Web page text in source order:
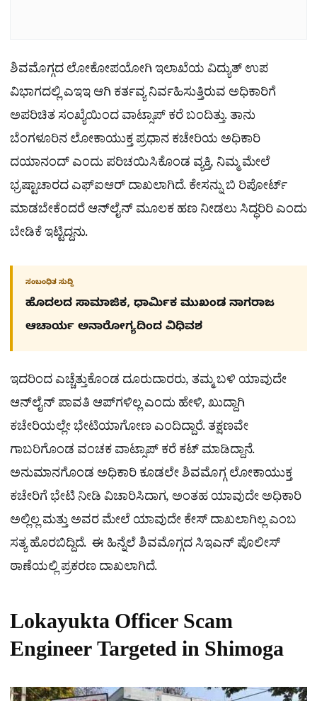
ಶಿವಮೊಗ್ಗದ ಲೋಕೋಪಯೋಗಿ ಇಲಾಖೆಯ ವಿದ್ಯುತ್ ಉಪ
ವಿಭಾಗದಲ್ಲಿ ಎಇಇ ಆಗಿ ಕರ್ತವ್ಯ ನಿರ್ವಹಿಸುತ್ತಿರುವ ಅಧಿಕಾರಿಗೆ
ಅಪರಿಚಿತ ಸಂಖ್ಯೆಯಿಂದ ವಾಟ್ಸಾಪ್ ಕರೆ ಬಂದಿತ್ತು. ತಾನು
ಬೆಂಗಳೂರಿನ ಲೋಕಾಯುಕ್ತ ಪ್ರಧಾನ ಕಚೇರಿಯ ಅಧಿಕಾರಿ
ದಯಾನಂದ್ ಎಂದು ಪರಿಚಯಿಸಿಕೊಂಡ ವ್ಯಕ್ತಿ, ನಿಮ್ಮ ಮೇಲೆ
ಭ್ರಷ್ಟಾಚಾರದ ಎಫ್‌ಐಆರ್ ದಾಖಲಾಗಿದೆ. ಕೇಸನ್ನು ಬಿ ರಿಪೋರ್ಟ್
ಮಾಡಬೇಕೆಂದರೆ ಆನ್‌ಲೈನ್ ಮೂಲಕ ಹಣ ನೀಡಲು ಸಿದ್ಧರಿರಿ ಎಂದು
ಬೇಡಿಕೆ ಇಟ್ಟಿದ್ದನು.
ಸಂಬಂಧಿತ ಸುದ್ದಿ
ಹೊದಲದ ಸಾಮಾಜಿಕ, ಧಾರ್ಮಿಕ ಮುಖಂಡ ನಾಗರಾಜ
ಆಚಾರ್ಯ ಅನಾರೋಗ್ಯದಿಂದ ವಿಧಿವಶ
ಇದರಿಂದ ಎಚ್ಚೆತ್ತುಕೊಂಡ ದೂರುದಾರರು, ತಮ್ಮ ಬಳಿ ಯಾವುದೇ
ಆನ್‌ಲೈನ್ ಪಾವತಿ ಆಪ್‌ಗಳಿಲ್ಲ ಎಂದು ಹೇಳಿ, ಖುದ್ದಾಗಿ
ಕಚೇರಿಯಲ್ಲೇ ಭೇಟಿಯಾಗೋಣ ಎಂದಿದ್ದಾರೆ. ತಕ್ಷಣವೇ
ಗಾಬರಿಗೊಂಡ ವಂಚಕ ವಾಟ್ಸಾಪ್ ಕರೆ ಕಟ್ ಮಾಡಿದ್ದಾನೆ.
ಅನುಮಾನಗೊಂಡ ಅಧಿಕಾರಿ ಕೂಡಲೇ ಶಿವಮೊಗ್ಗ ಲೋಕಾಯುಕ್ತ
ಕಚೇರಿಗೆ ಭೇಟಿ ನೀಡಿ ವಿಚಾರಿಸಿದಾಗ, ಅಂತಹ ಯಾವುದೇ ಅಧಿಕಾರಿ
ಅಲ್ಲಿಲ್ಲ ಮತ್ತು ಅವರ ಮೇಲೆ ಯಾವುದೇ ಕೇಸ್ ದಾಖಲಾಗಿಲ್ಲ ಎಂಬ
ಸತ್ಯ ಹೊರಬಿದ್ದಿದೆ. ಈ ಹಿನ್ನೆಲೆ ಶಿವಮೊಗ್ಗದ ಸಿಇಎನ್ ಪೊಲೀಸ್​
ಠಾಣೆಯಲ್ಲಿ ಪ್ರಕರಣ ದಾಖಲಾಗಿದೆ.
Lokayukta Officer Scam
Engineer Targeted in Shimoga